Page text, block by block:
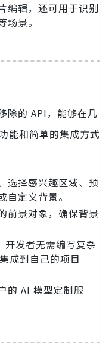
编辑，还可用于识别
景。
除的 API，能够在几
能和简单的集成方式
选择感兴趣区域、预
定义背景。
前景对象，确保背景
开发者无需编写复杂
成到自己的项目
的 AI 模型定制服